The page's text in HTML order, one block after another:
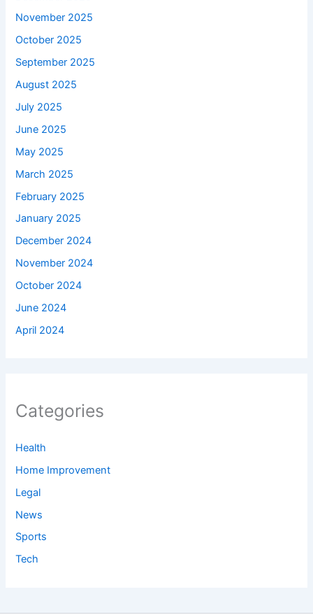
November 2025
October 2025
September 2025
August 2025
July 2025
June 2025
May 2025
March 2025
February 2025
January 2025
December 2024
November 2024
October 2024
June 2024
April 2024
Categories
Health
Home Improvement
Legal
News
Sports
Tech